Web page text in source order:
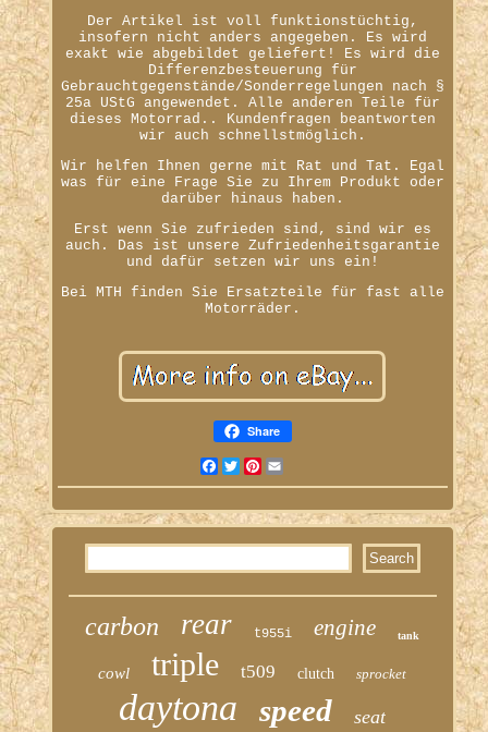
Der Artikel ist voll funktionstüchtig,
insofern nicht anders angegeben. Es wird
exakt wie abgebildet geliefert! Es wird die
Differenzbesteuerung für
Gebrauchtgegenstände/Sonderregelungen nach §
25a UStG angewendet. Alle anderen Teile für
dieses Motorrad.. Kundenfragen beantworten
wir auch schnellstmöglich.
Wir helfen Ihnen gerne mit Rat und Tat. Egal
was für eine Frage Sie zu Ihrem Produkt oder
darüber hinaus haben.
Erst wenn Sie zufrieden sind, sind wir es
auch. Das ist unsere Zufriedenheitsgarantie
und dafür setzen wir uns ein!
Bei MTH finden Sie Ersatzteile für fast alle
Motorräder.
Share
Facebook
TwitterPinterest
carbon rear t955i engine tank
cowl triple t509 clutch sprocket
daytona speed seat